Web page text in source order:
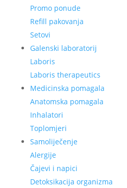
Promo ponude
Refill pakovanja
Setovi
Galenski laboratorij
Laboris
Laboris therapeutics
Medicinska pomagala
Anatomska pomagala
Inhalatori
Toplomjeri
Samoliječenje
Alergije
Čajevi i napici
Detoksikacija organizma